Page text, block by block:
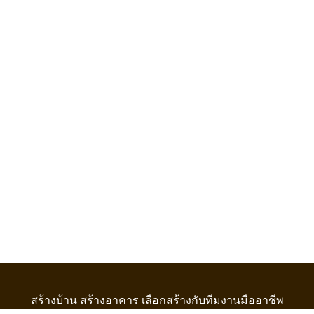
สร้างบ้าน สร้างอาคาร เลือกสร้างกับทีมงานมืออาชีพ